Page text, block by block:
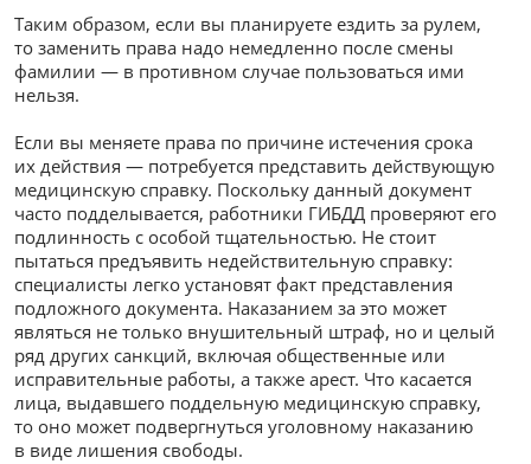
Таким образом, если вы планируете ездить за рулем,
то заменить права надо немедленно после смены
фамилии — в противном случае пользоваться ими
нельзя.
Если вы меняете права по причине истечения срока
их действия — потребуется представить действующую
медицинскую справку. Поскольку данный документ
часто подделывается, работники ГИБДД проверяют его
подлинность с особой тщательностью. Не стоит
пытаться предъявить недействительную справку:
специалисты легко установят факт представления
подложного документа. Наказанием за это может
являться не только внушительный штраф, но и целый
ряд других санкций, включая общественные или
исправительные работы, а также арест. Что касается
лица, выдавшего поддельную медицинскую справку,
то оно может подвергнуться уголовному наказанию
в виде лишения свободы.